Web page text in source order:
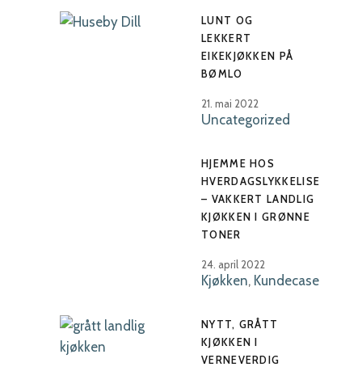
LUNT OG
LEKKERT
EIKEKJØKKEN PÅ
BØMLO
21. mai 2022
Uncategorized
HJEMME HOS
HVERDAGSLYKKELISE
– VAKKERT LANDLIG
KJØKKEN I GRØNNE
TONER
24. april 2022
Kjøkken, Kundecase
NYTT, GRÅTT
KJØKKEN I
VERNEVERDIG